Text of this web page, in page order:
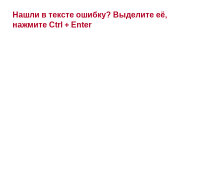
Нашли в тексте ошибку? Выделите её,
нажмите Ctrl + Enter